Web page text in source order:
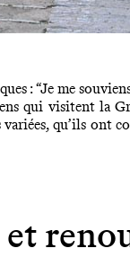
: “Je me
qui visitent la
qu’ils ont